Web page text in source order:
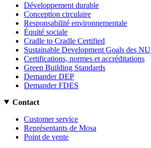
Développement durable
Conception circulaire
Responsabilité environnementale
Équité sociale
Cradle to Cradle Certified
Sustainable Development Goals des NU
Certifications, normes et accréditations
Green Building Standards
Demander DEP
Demander FDES
Contact
Customer service
Représentants de Mosa
Point de vente